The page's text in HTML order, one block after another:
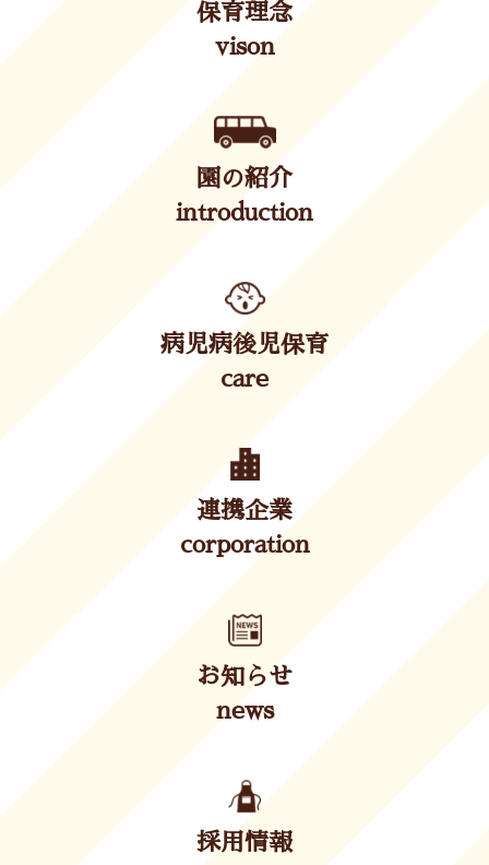
保育理念
vison
園の紹介
introduction
病児病後児保育
care
連携企業
corporation
お知らせ
news
採用情報